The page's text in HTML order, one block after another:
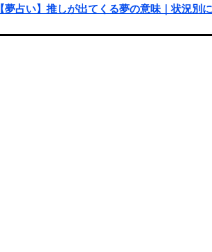
【夢占い】推しが出てくる夢の意味｜状況別